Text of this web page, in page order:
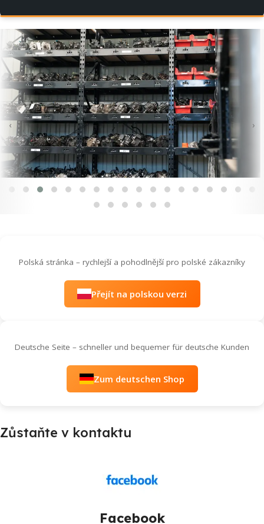
‹ ›
Polská stránka – rychlejší a pohodlnější pro polské zákazníky
Přejít na polskou verzi
Deutsche Seite – schneller und bequemer für deutsche Kunden
Zum deutschen Shop
Zůstaňte v kontaktu
Facebook